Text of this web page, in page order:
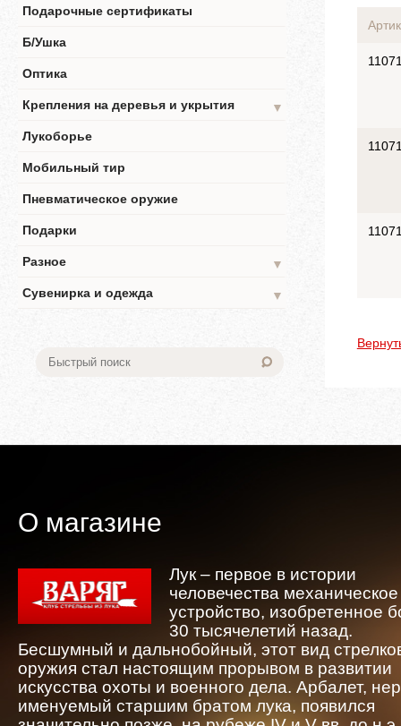
Подарочные сертификаты
Б/Ушка
Оптика
Крепления на деревья и укрытия
▼
Лукоборье
Мобильный тир
Пневматическое оружие
Подарки
Разное
▼
Сувенирка и одежда
▼
О магазине
Лук – первое в истории
человечества механическое
устройство, изобретенное
30 тысячелетий назад.
Бесшумный и дальнобойный, этот вид
оружия стал настоящим прорывом в развитии
искусства охоты и военного дела. Арбалет,
именуемый старшим братом лука, появился